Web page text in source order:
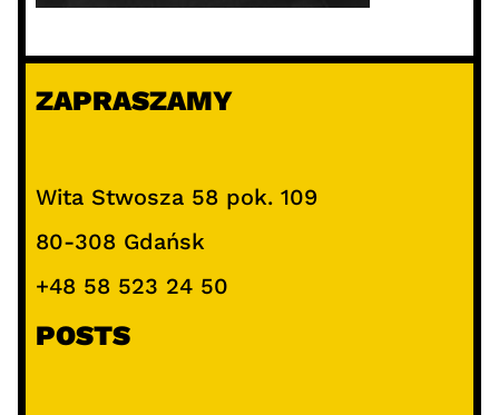
ZAPRASZAMY
Wita Stwosza 58 pok. 109
80-308 Gdańsk
+48 58 523 24 50
POSTS